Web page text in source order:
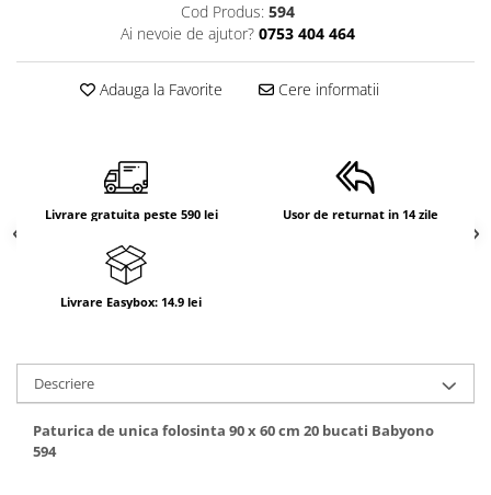
Cod Produs: 594
Ai nevoie de ajutor? 0753 404 464
Adauga la Favorite Cere informatii
Livrare gratuita peste 590 lei Usor de returnat in 14 zile
Livrare Easybox: 14.9 lei
Descriere
Paturica de unica folosinta 90 x 60 cm 20 bucati Babyono
594